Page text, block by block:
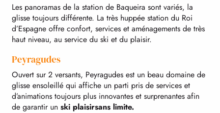
Les panoramas de la station de Baqueira sont variés, la
glisse toujours différente. La très huppée station du Roi
d’Espagne offre confort, services et aménagements de très
haut niveau, au service du ski et du plaisir.
Peyragudes
Ouvert sur 2 versants, Peyragudes est un beau domaine de
glisse ensoleillé qui affiche un parti pris de services et
d’animations toujours plus innovantes et surprenantes afin
de garantir un ski plaisirsans limite.